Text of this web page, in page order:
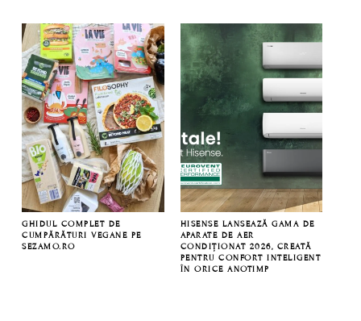
GHIDUL COMPLET DE
CUMPĂRĂTURI VEGANE PE
SEZAMO.RO
HISENSE LANSEAZĂ GAMA DE
APARATE DE AER
CONDIȚIONAT 2026, CREATĂ
PENTRU CONFORT INTELIGENT
ÎN ORICE ANOTIMP